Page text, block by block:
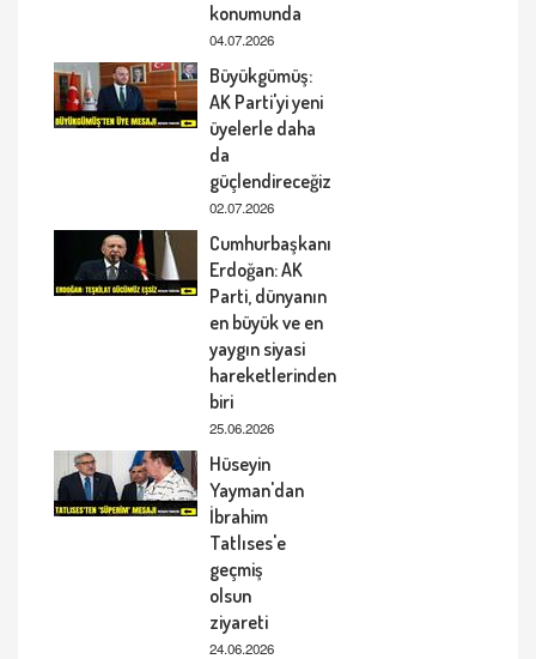
konumunda
04.07.2026
Büyükgümüş:
AK Parti'yi yeni
üyelerle daha
da
güçlendireceğiz
02.07.2026
Cumhurbaşkanı
Erdoğan: AK
Parti, dünyanın
en büyük ve en
yaygın siyasi
hareketlerinden
biri
25.06.2026
Hüseyin
Yayman'dan
İbrahim
Tatlıses'e
geçmiş
olsun
ziyareti
24.06.2026